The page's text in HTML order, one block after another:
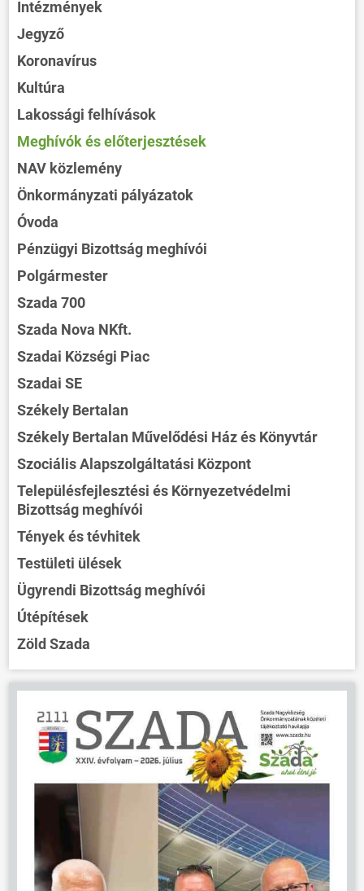
Intézmények
Jegyző
Koronavírus
Kultúra
Lakossági felhívások
Meghívók és előterjesztések
NAV közlemény
Önkormányzati pályázatok
Óvoda
Pénzügyi Bizottság meghívói
Polgármester
Szada 700
Szada Nova NKft.
Szadai Községi Piac
Szadai SE
Székely Bertalan
Székely Bertalan Művelődési Ház és Könyvtár
Szociális Alapszolgáltatási Központ
Településfejlesztési és Környezetvédelmi
Bizottság meghívói
Tények és tévhitek
Testületi ülések
Ügyrendi Bizottság meghívói
Útépítések
Zöld Szada